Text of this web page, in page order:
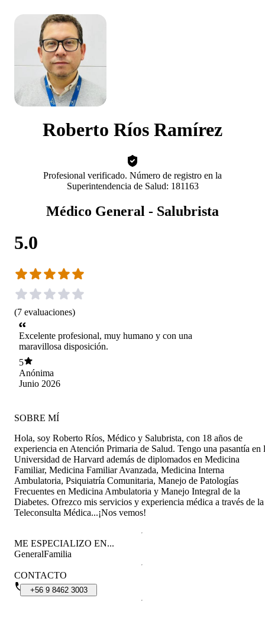
Roberto Ríos Ramírez
Profesional verificado. Número de registro en la
Superintendencia de Salud: 181163
Médico General - Salubrista
5.0
(7 evaluaciones)
Excelente profesional, muy humano y con una
maravillosa disposición.
5
Anónima
Junio 2026
SOBRE MÍ
Hola, soy Roberto Ríos, Médico y Salubrista, con 18 años de
experiencia en Atención Primaria de Salud. Tengo una pasantía en
Universidad de Harvard además de diplomados en Medicina
Familiar, Medicina Familiar Avanzada, Medicina Interna
Ambulatoria, Psiquiatría Comunitaria, Manejo de Patologías
Frecuentes en Medicina Ambulatoria y Manejo Integral de la
Diabetes. Ofrezco mis servicios y experiencia médica a través de la
Teleconsulta Médica...¡Nos vemos!
ME ESPECIALIZO EN...
GeneralFamilia
CONTACTO
+56 9 8462 3003